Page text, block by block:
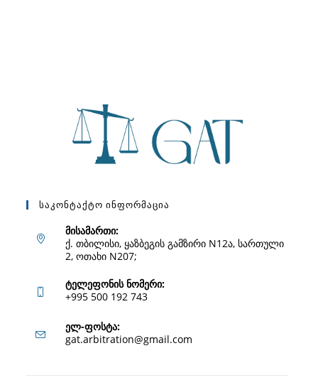
Საკონტაქტო Ინფორმაცია
მისამართი:
ქ. თბილისი, ყაზბეგის გამზირი N12ა, სართული
2, ოთახი N207;
ტელეფონის ნომერი:
+995 500 192 743
in
ელ-ფოსტა:
gat.arbitration@gmail.com